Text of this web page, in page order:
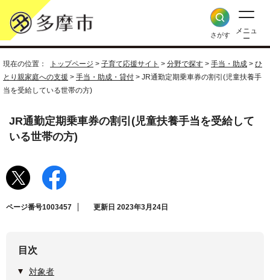
さがす
メニュ
ー
現在の位置： トップページ > 子育て応援サイト > 分野で探す > 手当・助成 > ひ
とり親家庭への支援 > 手当・助成・貸付 > JR通勤定期乗車券の割引(児童扶養手
当を受給している世帯の方)
JR通勤定期乗車券の割引(児童扶養手当を受給して
いる世帯の方)
ページ番号1003457 更新日 2023年3月24日
目次
対象者